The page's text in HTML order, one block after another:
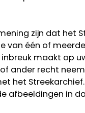
zijn dat het
van één of
maakt op
ander recht
het Streekarchief.
afbeeldingen in